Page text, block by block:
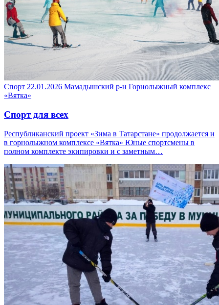
Спорт 22.01.2026 Мамадышский р-н Горнолыжный комплекс
«Вятка»
Спорт для всех
Республиканский проект «Зима в Татарстане» продолжается и
в горнолыжном комплексе «Вятка» Юные спортсмены в
полном комплекте экипировки и с заметным…